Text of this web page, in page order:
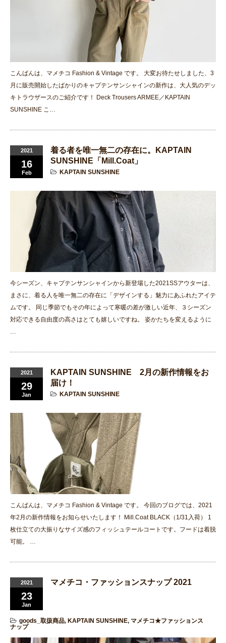
こんばんは、マメチコ Fashion & Vintage です。 大変お待たせしました、3
月に販売開始したばかりのキャプテンサンシャインの新作は、大人気のデッ
キトラウザースのご紹介です！ Deck Trousers ARMEE／KAPTAIN
SUNSHINE こ…
2021
16
Feb
着る者を唯一無二の存在に。KAPTAIN
SUNSHINE「Mill.Coat」
KAPTAIN SUNSHINE
今シーズン、キャプテンサンシャインから新登場した2021SSアウターは、
まさに、着る人を唯一無二の存在に「デザインする」魅力にあふれたアイテ
ムです。 同じ季節でもその年によって寒暖の差が激しい近年、３シーズン
対応できる自由度の高さはとても嬉しいですね。 姿かたちを変えるように
…
2021
29
Jan
KAPTAIN SUNSHINE 2月の新作情報をお
届け！
KAPTAIN SUNSHINE
こんばんは、マメチコ Fashion & Vintage です。 今回のブログでは、2021
年2月の新作情報をお知らせいたします！ Mill.Coat BLACK（1/31入荷） 1
枚仕立ての大振りなサイズ感のフィッシュテールコートです。フードは着脱
可能。 …
2021
23
Jan
マメチコ・ファッションスナップ 2021
goods_取扱商品, KAPTAIN SUNSHINE, マメチコ★ファッションス
ナップ